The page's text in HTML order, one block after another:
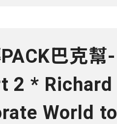
巴克幫-
2 * Richard
World to